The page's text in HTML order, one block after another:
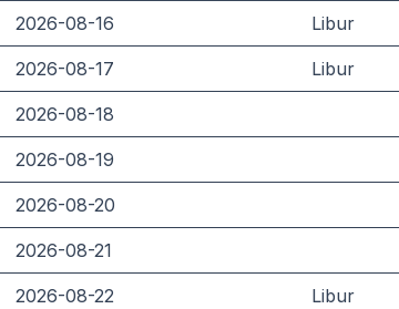
2026-08-16 Libur
2026-08-17 Libur
2026-08-18
2026-08-19
2026-08-20
2026-08-21
2026-08-22 Libur